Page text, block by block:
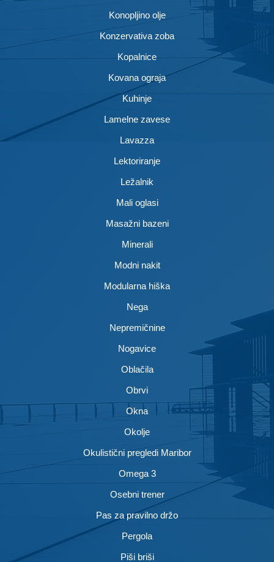
Konopljino olje
Konzervativa zoba
Kopalnice
Kovana ograja
Kuhinje
Lamelne zavese
Lavazza
Lektoriranje
Ležalnik
Mali oglasi
Masažni bazeni
Minerali
Modni nakit
Modularna hiška
Nega
Nepremičnine
Nogavice
Oblačila
Obrvi
Okna
Okolje
Okulistični pregledi Maribor
Omega 3
Osebni trener
Pas za pravilno držo
Pergola
Piši briši